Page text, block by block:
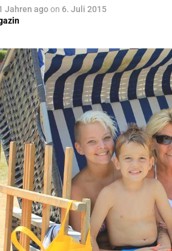
Jahren agoon 6. Juli 2015